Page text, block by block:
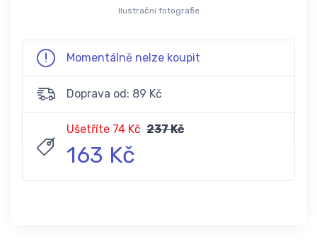
Ilustrační fotografie
Momentálně nelze koupit
Doprava od: 89 Kč
Ušetříte 74 Kč 237 Kč
163 Kč